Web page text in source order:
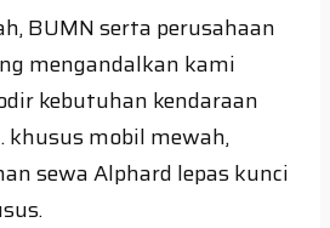
BUMN serta perusahaan
mengandalkan kami
kebutuhan kendaraan
khusus mobil mewah,
sewa Alphard lepas kunci